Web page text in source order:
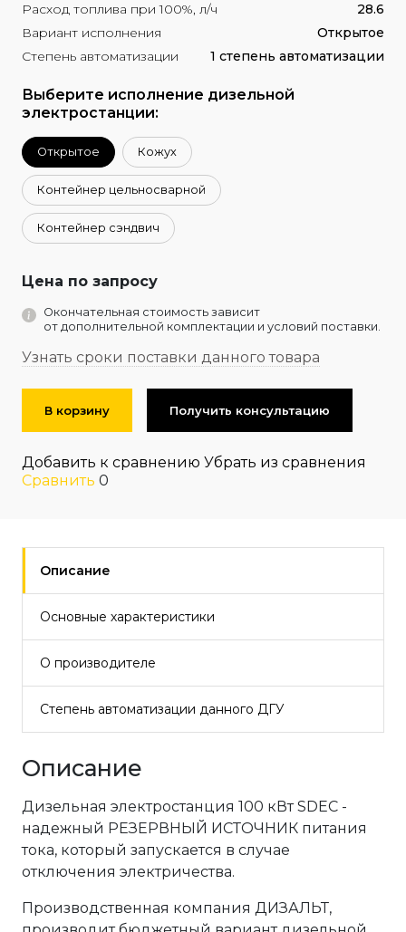
Расход топлива при 100%, л/ч
28.6
Вариант исполнения
Открытое
Степень автоматизации
1 степень автоматизации
Выберите исполнение дизельной
электростанции:
Открытое Кожух
Контейнер цельносварной
Контейнер сэндвич
Цена по запросу
Окончательная стоимость зависит
от дополнительной комплектации и условий поставки.
Узнать сроки поставки данного товара
В корзину Получить консультацию
Добавить к сравнению Убрать из сравнения
Сравнить 0
Описание
Основные характеристики
О производителе
Степень автоматизации данного ДГУ
Описание
Дизельная электростанция 100 кВт SDEC -
надежный РЕЗЕРВНЫЙ ИСТОЧНИК питания
тока, который запускается в случае
отключения электричества.
Производственная компания ДИЗАЛЬТ,